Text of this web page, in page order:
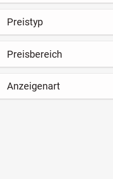
Preistyp
Preisbereich
Anzeigenart